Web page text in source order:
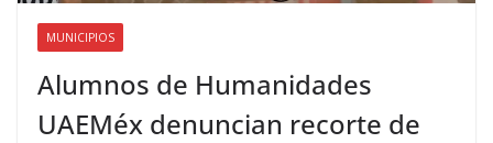
MUNICIPIOS
Alumnos de Humanidades
UAEMéx denuncian recorte de